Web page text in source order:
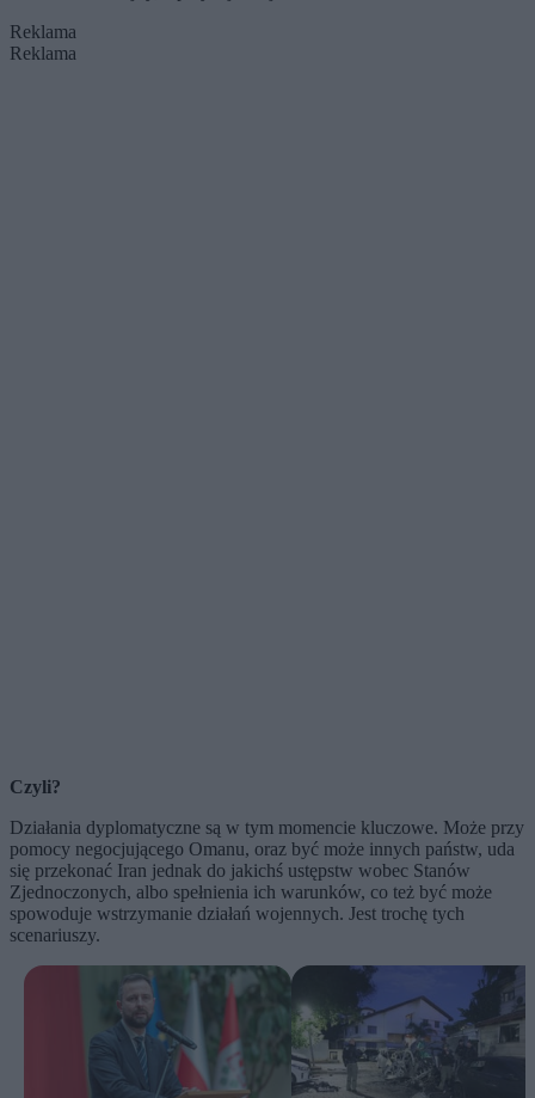
Reklama
Reklama
Czyli?
Działania dyplomatyczne są w tym momencie kluczowe. Może przy
pomocy negocjującego Omanu, oraz być może innych państw, uda
się przekonać Iran jednak do jakichś ustępstw wobec Stanów
Zjednoczonych, albo spełnienia ich warunków, co też być może
spowoduje wstrzymanie działań wojennych. Jest trochę tych
scenariuszy.